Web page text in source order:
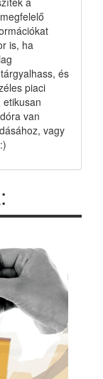
is, ha
és
piaci
van
vagy